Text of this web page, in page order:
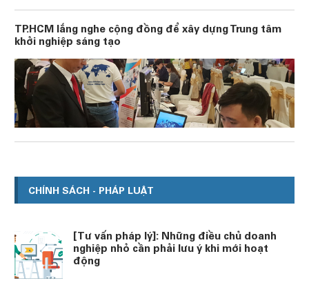
TP.HCM lắng nghe cộng đồng để xây dựng Trung tâm
khởi nghiệp sáng tạo
CHÍNH SÁCH - PHÁP LUẬT
[Tư vấn pháp lý]: Những điều chủ doanh
nghiệp nhỏ cần phải lưu ý khi mới hoạt
động